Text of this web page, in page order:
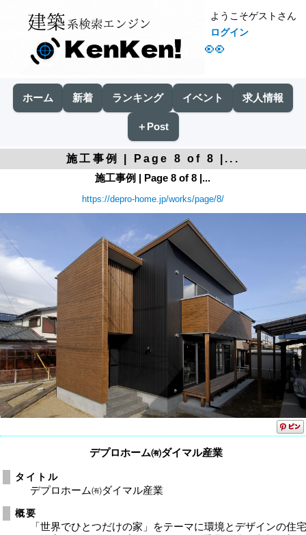
👀
ようこそゲストさん
ログイン
ホーム 新着 ランキング イベント 求人情報
＋Post
施工事例 | Page 8 of 8 |...
施工事例 | Page 8 of 8 |...
https://depro-home.jp/works/page/8/
デプロホーム㈲ダイマル産業
タイトル
デプロホーム㈲ダイマル産業
概要
「世界でひとつだけの家」をテーマに環境とデザインの住